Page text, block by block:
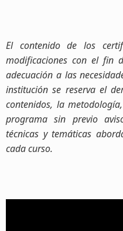
El contenido de los
modificaciones con el fin
adecuación a las
institución se reserva el
contenidos, la
programa sin previo
técnicas y temáticas
cada curso.